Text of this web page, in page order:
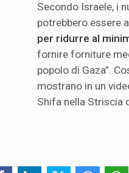
Secondo Israele, i
potrebbero essere
per ridurre al
fornire forniture
popolo di Gaza”.
mostrano in un
Shifa nella Striscia